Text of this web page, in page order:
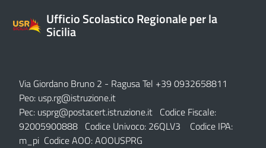
Ufficio Scolastico Regionale per la
Sicilia
Via Giordano Bruno 2 - Ragusa Tel +39 0932658811
Peo: usp.rg@istruzione.it
Pec: usprg@postacert.istruzione.it Codice Fiscale:
92005900888 Codice Univoco: 26QLV3 Codice IPA:
m_pi Codice AOO: AOOUSPRG